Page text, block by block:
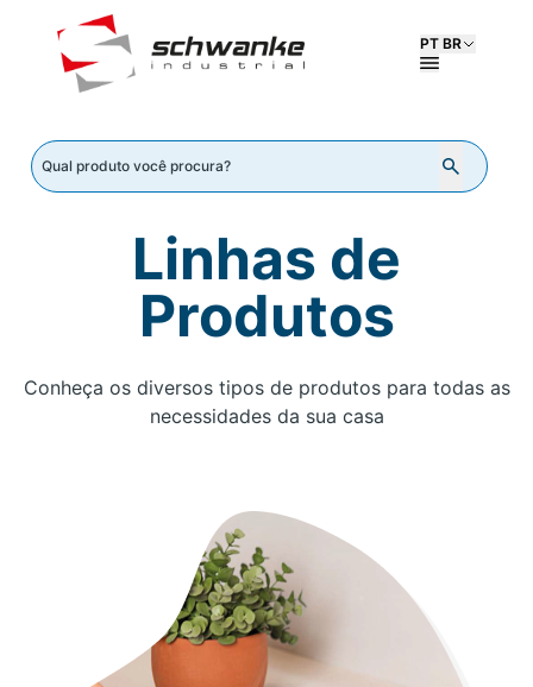
PT BR
Linhas de
Produtos
Conheça os diversos tipos de produtos para todas as
necessidades da sua casa